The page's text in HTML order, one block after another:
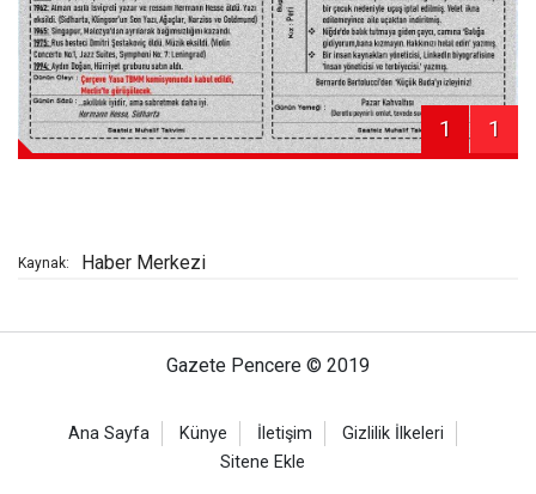
1 1
Kaynak: Haber Merkezi
Gazete Pencere © 2019
Ana Sayfa Künye İletişim
Gizlilik İlkeleri
Sitene Ekle